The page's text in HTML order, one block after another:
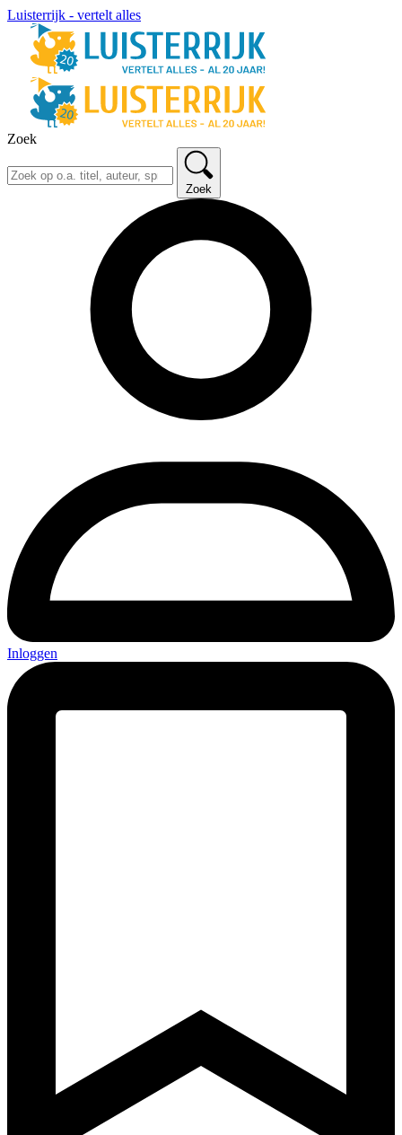
Luisterrijk - vertelt alles
Zoek
Zoek
Inloggen